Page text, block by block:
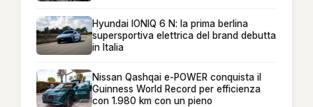
Hyundai IONIQ 6 N: la prima berlina
supersportiva elettrica del brand debutta
in Italia
Nissan Qashqai e-POWER conquista il
Guinness World Record per efficienza
con 1.980 km con un pieno